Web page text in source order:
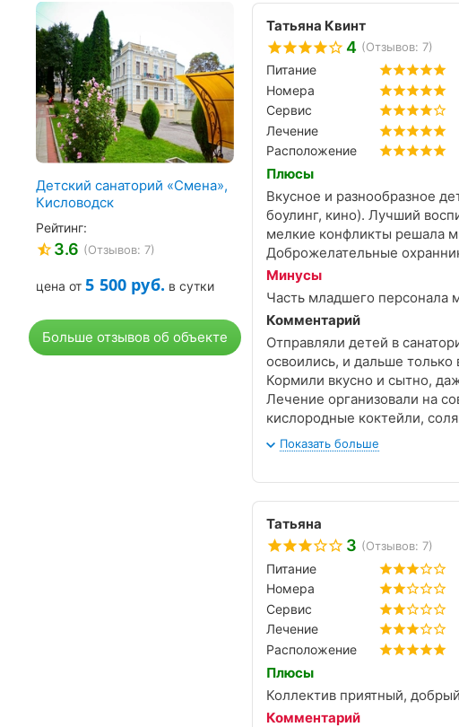
Детский санаторий «Смена»,
Кисловодск
Рейтинг:
3.6 (Отзывов: 7)
цена от 5 500 руб. в сутки
Больше отзывов об объекте
Татьяна Квинт
4 (Отзывов: 7)
Питание
Номера
Сервис
Лечение
Расположение
Плюсы
Вкусное и разнообразное
боулинг, кино). Лучший
мелкие конфликты решала
Доброжелательные
Минусы
Часть младшего персонала
Комментарий
Отправляли детей в
освоились, и дальше только
Кормили вкусно и сытно,
Лечение организовали на
кислородные коктейли,
Развлекательная
Санаторию процветания, а
Показать больше
Татьяна
3 (Отзывов: 7)
Питание
Номера
Сервис
Лечение
Расположение
Плюсы
Коллектив приятный,
Комментарий